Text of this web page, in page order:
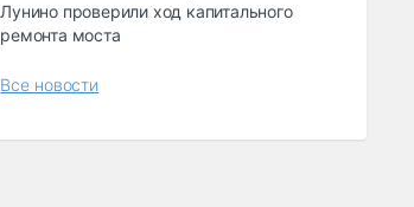
Лунино проверили ход капитального
ремонта моста
Все новости